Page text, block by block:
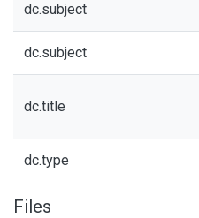
dc.subject
dc.subject
dc.title
dc.type
Files